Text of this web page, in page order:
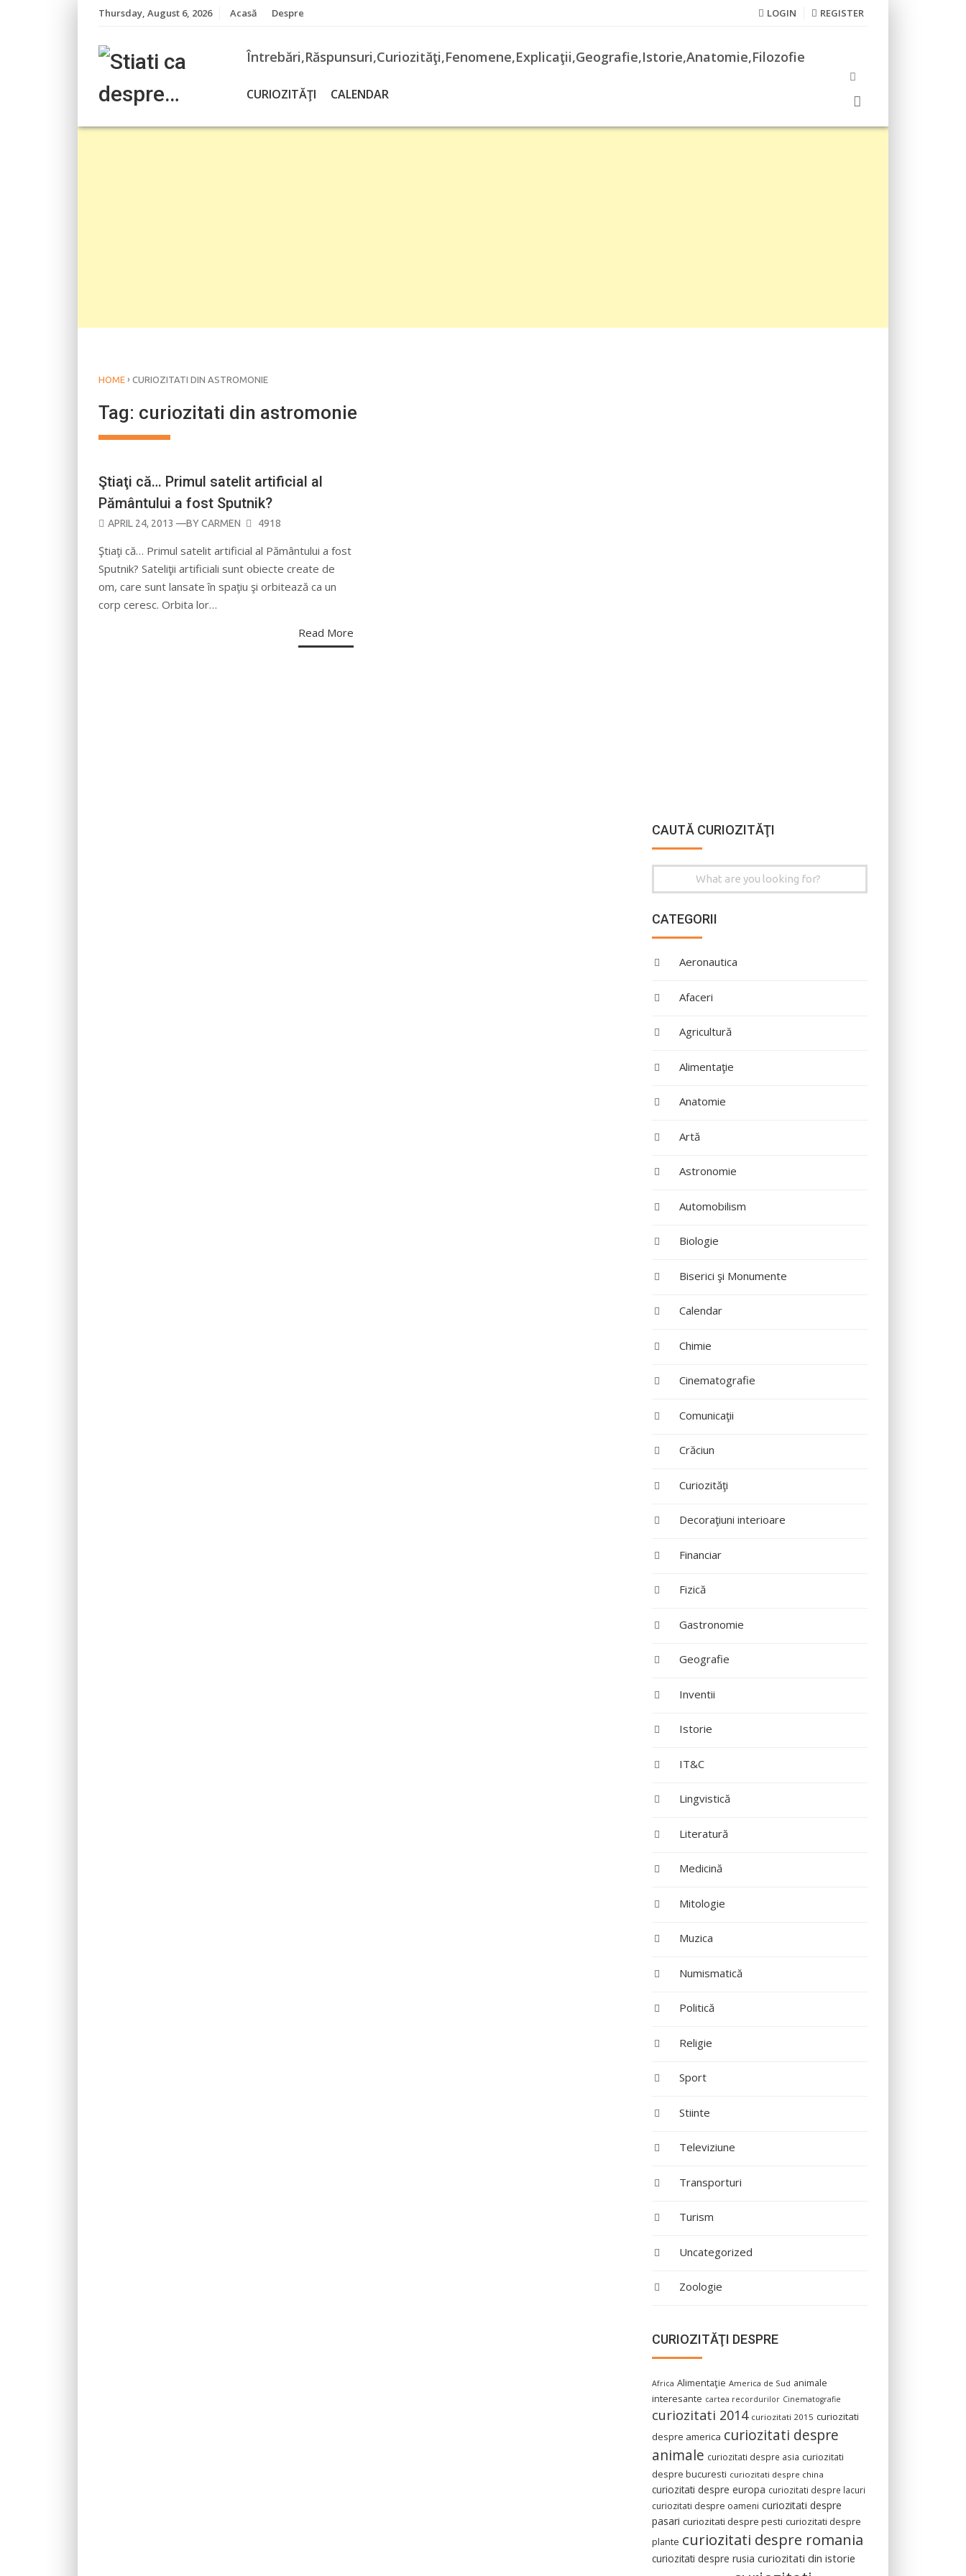
Thursday, August 6, 2026 Acasă Despre LOGIN REGISTER
Întrebări,Răspunsuri,Curiozităţi,Fenomene,Explicaţii,Geografie,Istorie,Anatomie,Filozofie
CURIOZITĂŢI CALENDAR
HOME › CURIOZITATI DIN ASTROMONIE
Tag: curiozitati din astromonie
Ştiaţi că… Primul satelit artificial al
Pământului a fost Sputnik?
POSTED
APRIL 24, 2013 —BYCARMEN 4918
Ştiaţi că… Primul satelit artificial al Pământului a fost
Sputnik? Sateliţii artificiali sunt obiecte create de
om, care sunt lansate în spaţiu şi orbitează ca un
corp ceresc. Orbita lor…
Read More
CAUTĂ CURIOZITĂŢI
Search
CATEGORII
Aeronautica
Afaceri
Agricultură
Alimentaţie
Anatomie
Artă
Astronomie
Automobilism
Biologie
Biserici şi Monumente
Calendar
Chimie
Cinematografie
Comunicaţii
Crăciun
Curiozităţi
Decoraţiuni interioare
Financiar
Fizică
Gastronomie
Geografie
Inventii
Istorie
IT&C
Lingvistică
Literatură
Medicină
Mitologie
Muzica
Numismatică
Politică
Religie
Sport
Stiinte
Televiziune
Transporturi
Turism
Uncategorized
Zoologie
CURIOZITĂŢI DESPRE
Africa Alimentaţie America de Sud animale
interesante cartea recordurilor Cinematografie
curiozitati 2014 curiozitati 2015 curiozitati
despre america curiozitati despre
animale curiozitati despre asia curiozitati
despre bucuresti curiozitati despre china
curiozitati despre europa curiozitati despre lacuri
curiozitati despre oameni curiozitati despre
pasari curiozitati despre pesti curiozitati despre
plante curiozitati despre romania
curiozitati despre rusia curiozitati din istorie